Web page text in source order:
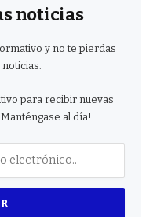
noticias
y no te pierdas
para recibir nuevas
al día!